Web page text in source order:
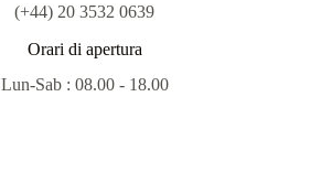
(+44) 20 3532 0639
Orari di apertura
Lun-Sab : 08.00 - 18.00